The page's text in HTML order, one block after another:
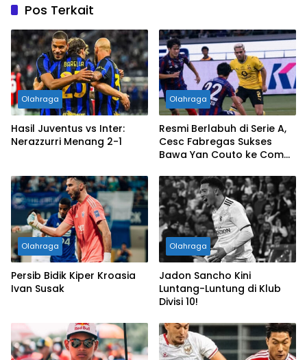
Pos Terkait
Olahraga
Hasil Juventus vs Inter:
Nerazzurri Menang 2-1
Olahraga
Resmi Berlabuh di Serie A,
Cesc Fabregas Sukses
Bawa Yan Couto ke Como
Olahraga
Persib Bidik Kiper Kroasia
Ivan Susak
Olahraga
Jadon Sancho Kini
Luntang-Luntung di Klub
Divisi 10!